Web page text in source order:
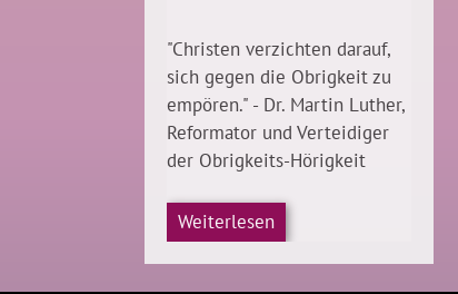
"Christen verzichten darauf,
sich gegen die Obrigkeit zu
empören." - Dr. Martin Luther,
Reformator und Verteidiger
der Obrigkeits-Hörigkeit
Weiterlesen